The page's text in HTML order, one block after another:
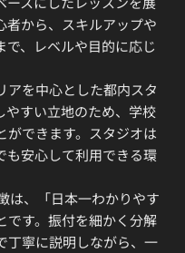
者から、スキルアップや
、レベルや目的に応じ
アを中心とした都内スタ
やすい立地のため、学校
ができます。スタジオは
も安心して利用できる環
は、「日本一わかりやす
です。振付を細かく分解
丁寧に説明しながら、一